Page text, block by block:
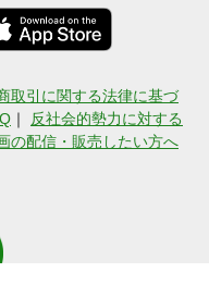
取引に関する法律に基づ
｜
反社会的勢力に対する
の配信・販売したい方へ